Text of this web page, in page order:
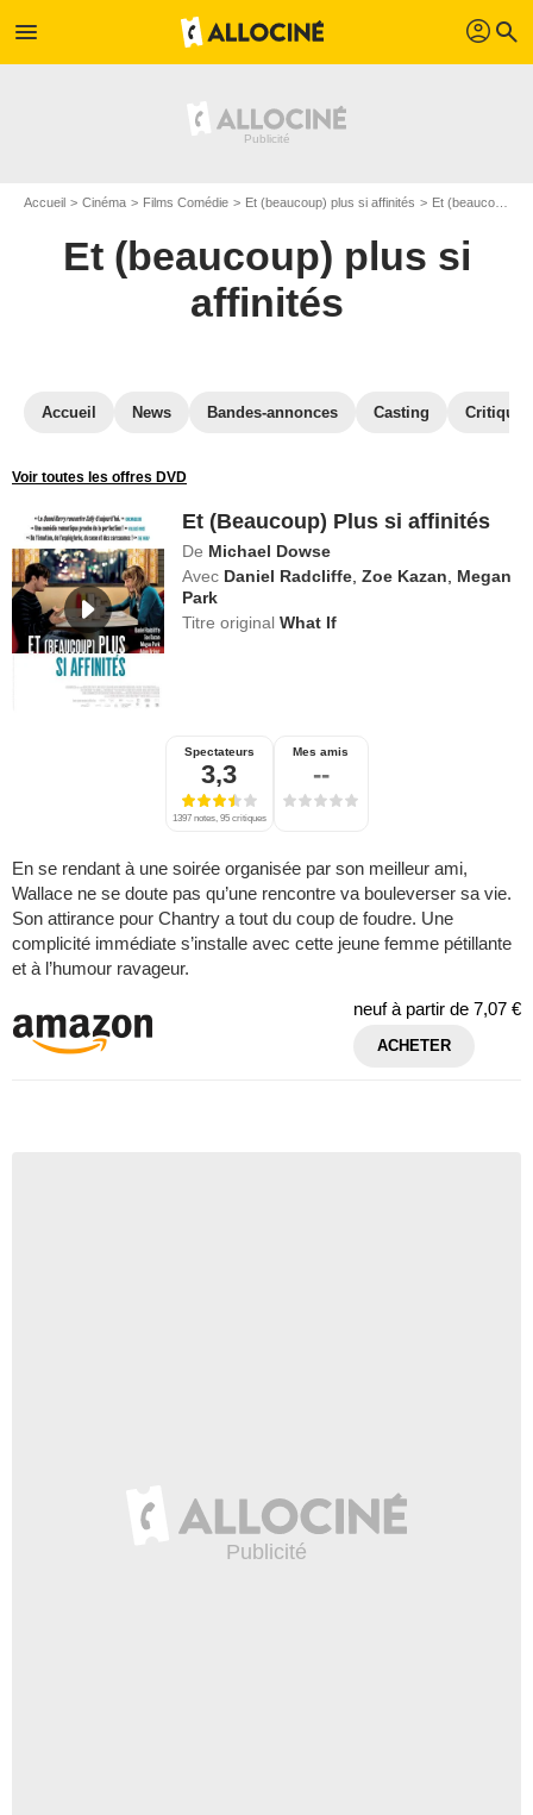
menu profil search
Accueil Cinéma Films Comédie Et (beaucoup) plus si affinités Et (beaucoup) plus si affinités en DVD
Et (beaucoup) plus si
affinités
Accueil News Bandes-annonces Casting
Voir toutes les offres DVD
Et (Beaucoup) Plus si affinités
De Michael Dowse
Avec Daniel Radcliffe ,Zoe Kazan
Megan
Park
Titre originalWhat If
Spectateurs
3,3
1397 notes, 95 critiques
Mes amis
--
En se rendant à une soirée organisée par son meilleur ami,
Wallace ne se doute pas qu’une rencontre va bouleverser sa vie.
Son attirance pour Chantry a tout du coup de foudre. Une
complicité immédiate s’installe avec cette jeune femme pétillante
et à l’humour ravageur.
neuf à partir de 7,07 €
ACHETER